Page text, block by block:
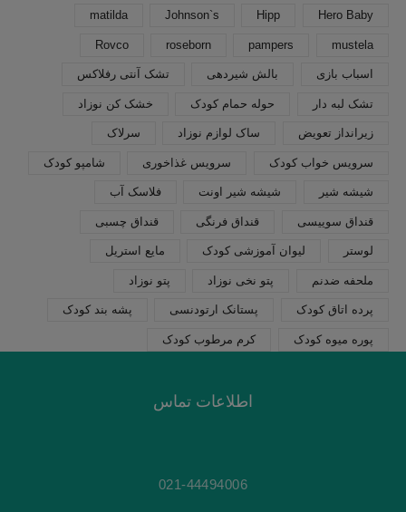
Hero Baby
Hipp
Johnson`s
matilda
mustela
pampers
roseborn
Rovco
اسباب بازی بالش شیردهی تشک آنتی رفلاکس
تشک لبه دار حوله حمام کودک خشک کن نوزاد
زیرانداز تعویض ساک لوازم نوزاد سرلاک
سرویس خواب کودک سرویس غذاخوری شامپو کودک
شیشه شیر شیشه شیر اونت فلاسک آب
قنداق سوییسی قنداق فرنگی قنداق چسبی
لوستر لیوان آموزشی کودک مایع استریل
ملحفه ضدنم پتو نخی نوزاد پتو نوزاد
پرده اتاق کودک پستانک ارتودنسی پشه بند کودک
پوره میوه کودک کرم مرطوب کودک
اطلاعات تماس
021-44494006